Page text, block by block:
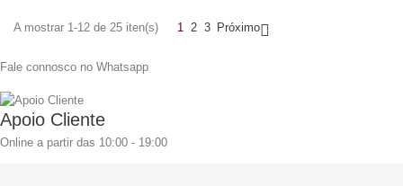
A mostrar 1-12 de 25 iten(s) 1 2 3 Próximo
Fale connosco no Whatsapp
Apoio Cliente
Online a partir das 10:00 - 19:00